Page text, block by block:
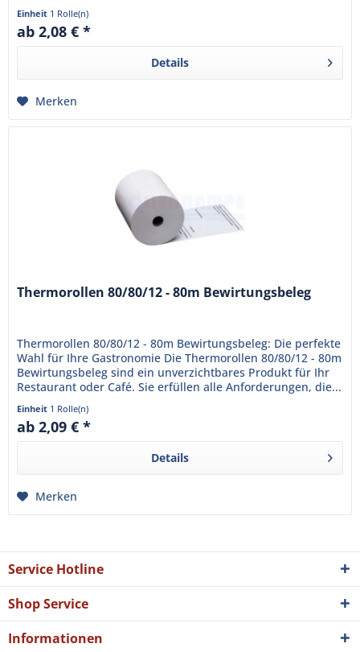
Einheit 1 Rolle(n)
ab 2,08 € *
Details
Merken
Thermorollen 80/80/12 - 80m Bewirtungsbeleg
Thermorollen 80/80/12 - 80m Bewirtungsbeleg: Die perfekte
Wahl für Ihre Gastronomie Die Thermorollen 80/80/12 - 80m
Bewirtungsbeleg sind ein unverzichtbares Produkt für Ihr
Restaurant oder Café. Sie erfüllen alle Anforderungen, die...
Einheit 1 Rolle(n)
ab 2,09 € *
Details
Merken
Service Hotline
Shop Service
Informationen